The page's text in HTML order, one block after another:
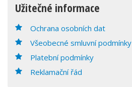
Užitečné informace
Ochrana osobních dat
Všeobecné smluvní podmínky
Platební podmínky
Reklamační řád